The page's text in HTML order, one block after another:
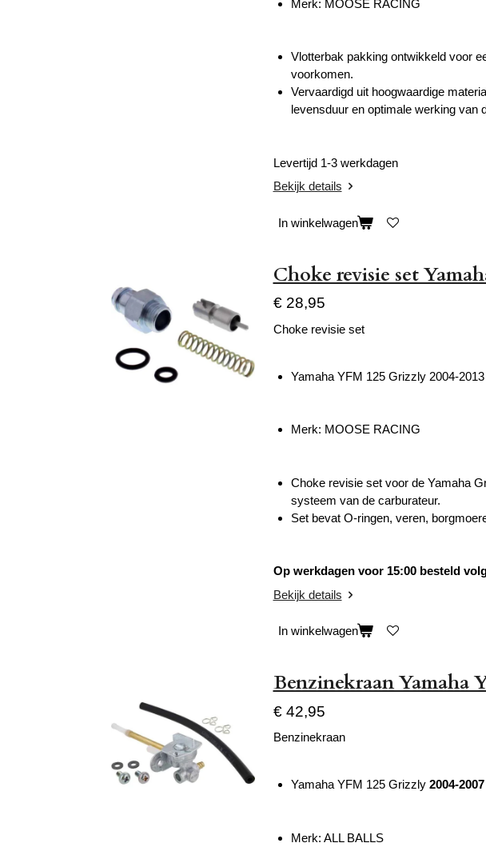
Merk: MOOSE RACING
Vlotterbak pakking ontwikkeld voor
voorkomen.
Vervaardigd uit hoogwaardige
levensduur en optimale werking van
Levertijd 1-3 werkdagen
Bekijk details
In winkelwagen
Choke revisie set
€ 28,95
Choke revisie set
Yamaha YFM 125 Grizzly 2004-2013
Merk: MOOSE RACING
Choke revisie set voor de Yamaha
systeem van de carburateur.
Set bevat O-ringen, veren,
Op werkdagen voor 15:00 besteld
Bekijk details
In winkelwagen
Benzinekraan Yamaha
€ 42,95
Benzinekraan
Yamaha YFM 125 Grizzly 2004-2007
Merk: ALL BALLS